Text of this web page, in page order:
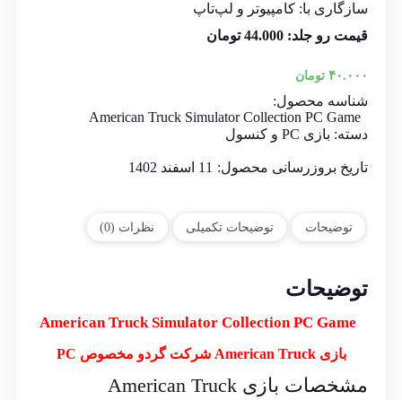
سازگاری با: کامپیوتر و لپ‌تاپ
قیمت رو جلد: 44.000 تومان
۴۰.۰۰۰ تومان
شناسه محصول:
دسته: بازی PC و کنسول
تاریخ بروزرسانی محصول: 11 اسفند 1402
توضیحات توضیحات تکمیلی نظرات (0)
توضیحات
بازی American Truck شرکت گردو مخصوص PC
مشخصات بازی American Truck